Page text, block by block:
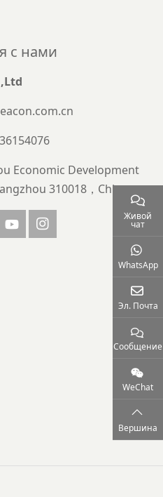
с нами
Economic Development
310018，China
Живой
чат
WhatsApp
Эл. Почта
Сообщение
WeChat
Вершина